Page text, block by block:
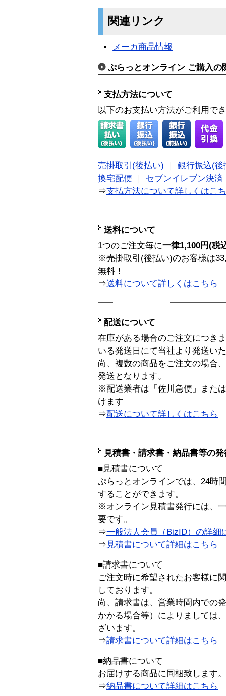
関連リンク
メーカ商品情報
ぷらっとオンライン ご購入の
支払方法について
以下のお支払い方法がご利用で
売掛取引(後払い)
銀行振込(後
換宅配便
セブンイレブン決済
⇒支払方法について詳しくはこ
送料について
1つのご注文毎に一律1,100円(税
※売掛取引(後払い)のお客様は
無料！
⇒送料について詳しくはこちら
配送について
在庫がある場合のご注文につき
いる発送日にて当社より発送い
尚、複数の商品をご注文の場合
発送となります。
※配送業者は「佐川急便」また
けます
⇒配送について詳しくはこちら
見積書・請求書・納品書等の
■見積書について
ぷらっとオンラインでは、24時
することができます。
※オンライン見積書発行には、
要です。
⇒一般法人会員（BizID）の詳細
⇒ 見積書について詳細はこちら
■請求書について
ご注文時に希望されたお客様に
しております。
尚、請求書は、営業時間内での
かかる場合等）によりましては
ざいます。
⇒請求書について詳細はこちら
■納品書について
お届けする商品に同梱致します。
⇒納品書について詳細はこちら